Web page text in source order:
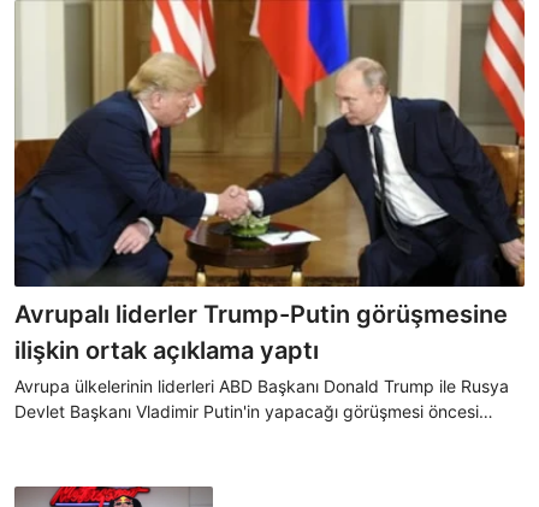
Avrupalı liderler Trump-Putin görüşmesine
ilişkin ortak açıklama yaptı
Avrupa ülkelerinin liderleri ABD Başkanı Donald Trump ile Rusya
Devlet Başkanı Vladimir Putin'in yapacağı görüşmesi öncesi